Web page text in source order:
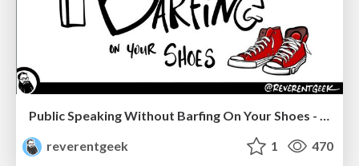
Public Speaking Without Barfing On Your Shoes - THAT 2023
reverentgeek
1 470